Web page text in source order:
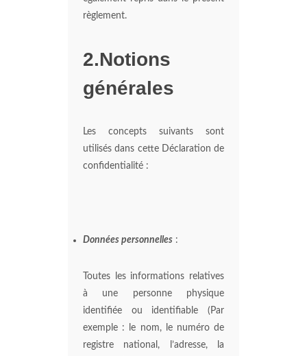
règlement.
2.Notions
générales
Les concepts suivants sont
utilisés dans cette Déclaration de
confidentialité :
Données personnelles :
Toutes les informations relatives
à une personne physique
identifiée ou identifiable (Par
exemple : le nom, le numéro de
registre national, l’adresse, la